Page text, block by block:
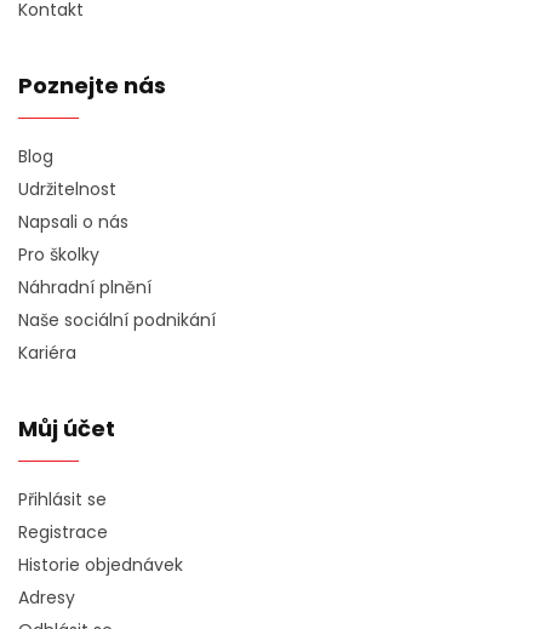
Kontakt
Poznejte nás
Blog
Udržitelnost
Napsali o nás
Pro školky
Náhradní plnění
Naše sociální podnikání
Kariéra
Můj účet
Přihlásit se
Registrace
Historie objednávek
Adresy